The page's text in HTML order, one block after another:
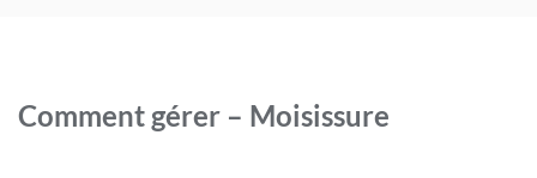
Comment gérer – Moisissure